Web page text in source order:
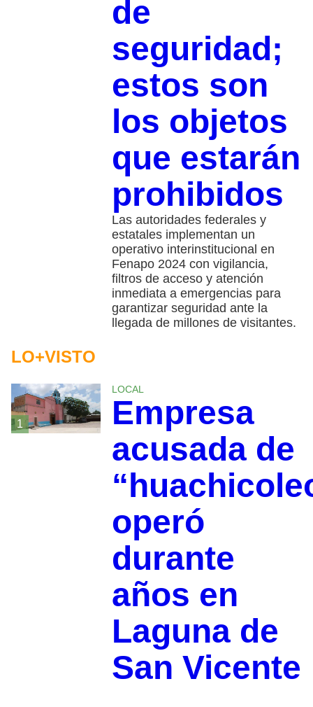
de
seguridad;
estos son
los objetos
que estarán
prohibidos
Las autoridades federales y
estatales implementan un
operativo interinstitucional en
Fenapo 2024 con vigilancia,
filtros de acceso y atención
inmediata a emergencias para
garantizar seguridad ante la
llegada de millones de visitantes.
LO+VISTO
1
LOCAL
Empresa
acusada de
operó
durante
años en
Laguna de
San Vicente